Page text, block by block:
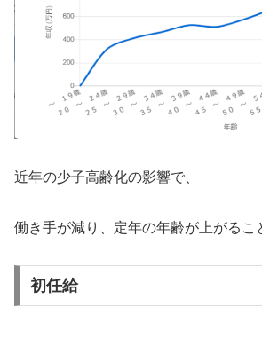
近年の少子高齢化の影響で、
働き手が減り、定年の年齢が上がるこ
初任給